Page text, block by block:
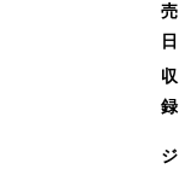
売
日
収
録
ジ